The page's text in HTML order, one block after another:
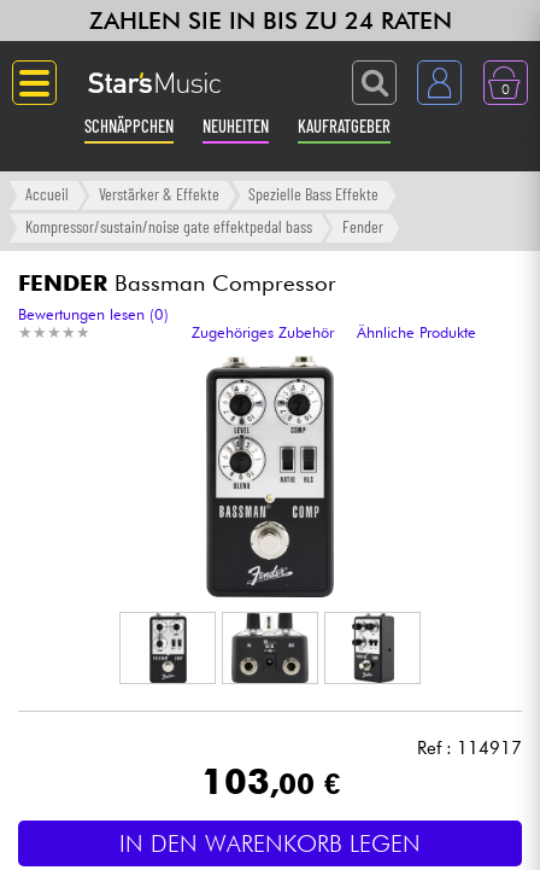
ZAHLEN SIE IN BIS ZU 24 RATEN
0
SCHNÄPPCHEN NEUHEITEN KAUFRATGEBER
Langue
Verstärker & Effekte
Klaviere & Piano
Licht
Accueil Verstärker & Effekte
Spezielle Bass Effekte
Kompressor/sustain/noise gate effektpedal bass
Fender
FENDER Bassman Compressor
★ ★ ★ ★ ★
★ ★ ★ ★ ★
Bewertungen lesen (0)
Zugehöriges Zubehör
Ähnliche Produkte
Ref : 114917
103,00 €
IN DEN WARENKORB LEGEN